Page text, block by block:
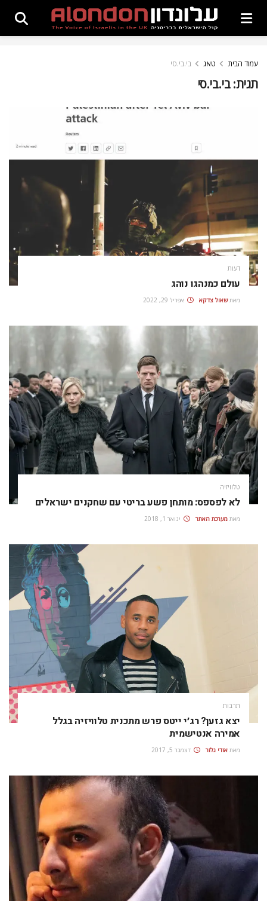
עמוד הבית טאג בי.בי.סי
תגית:בי.בי.סי
דעות
עולם כמנהגו נוהג
מאת שאול צדקא אפריל 29, 2022
טלוויזיה
לא לפספס: מותחן פשע בריטי עם שחקנים ישראלים
מאת מערכת האתר ינואר 1, 2018
תרבות
יצא גזען? רג׳י ייטס פרש מתכנית טלוויזיה בגלל
אמירה אנטישמית
מאת אודי גלזר דצמבר 5, 2017